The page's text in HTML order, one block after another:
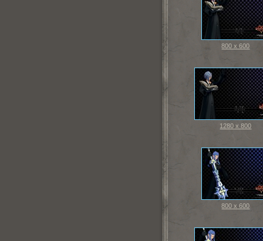
800 x 600
1280 x 800
800 x 600